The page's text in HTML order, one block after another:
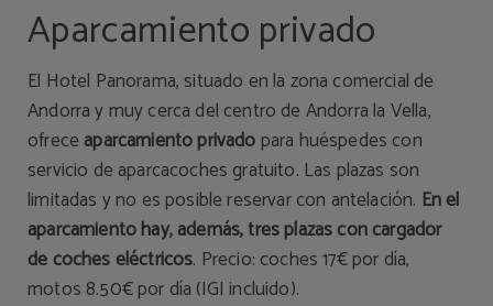
Aparcamiento privado
El Hotel Panorama, situado en la zona comercial de
Andorra y muy cerca del centro de Andorra la Vella,
ofrece aparcamiento privadopara huéspedes con
servicio de aparcacoches gratuito. Las plazas son
limitadas y no es posible reservar con antelación. En el
aparcamiento hay, además, tres plazas con cargador
de coches eléctricos. Precio: coches 17€ por día,
motos 8.50€ por día (IGI incluido).